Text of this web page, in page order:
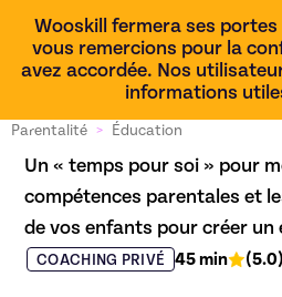
Wooskill fermera ses
vous remercions pour la
avez accordée. Nos
informations
Parentalité > Éducation
Un « temps pour soi » pour
compétences parentales et
de vos enfants pour créer un
COACHING PRIVÉ 45 min (5.0)